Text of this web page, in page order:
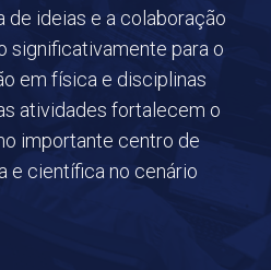
de ideias e a colaboração
significativamente para o
em física e disciplinas
atividades fortalecem o
importante centro de
e científica no cenário